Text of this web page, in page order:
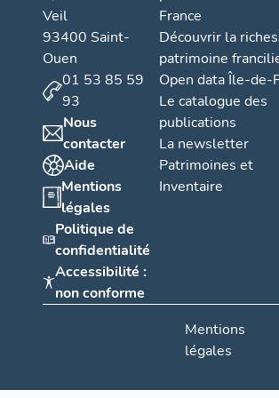
Veil
93400 Saint-
Ouen
01 53 85 59
93
Nous
contacter
Aide
Mentions
légales
Politique de
confidentialité
Accessibilité :
non conforme
France
Découvrir la
patrimoine
Open data Île-de-
Le catalogue des
publications
La newsletter
Patrimoines et
Inventaire
Mentions
légales